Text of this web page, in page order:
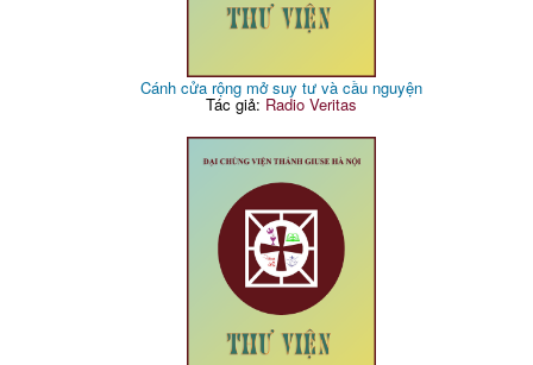
Cánh cửa rộng mở suy tư và cầu nguyện
Tác giả: Radio Veritas